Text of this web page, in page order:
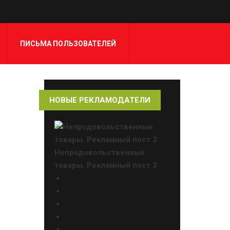
ПИСЬМА ПОЛЬЗОВАТЕЛЕЙ
НОВЫЕ РЕКЛАМОДАТЕЛИ
Непродовольственные
товары. Рекламный пост 3